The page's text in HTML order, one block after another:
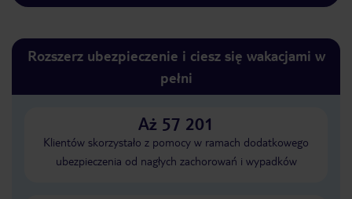
Rozszerz ubezpieczenie i ciesz się wakacjami w
pełni
Aż 57 201
Klientów skorzystało z pomocy w ramach dodatkowego
ubezpieczenia od nagłych zachorowań i wypadków